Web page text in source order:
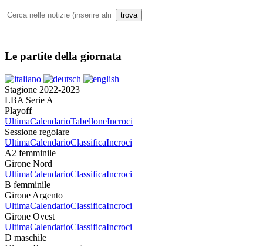
Le partite della giornata
Stagione 2022-2023
LBA Serie A
Playoff
UltimaCalendarioTabelloneIncroci
Sessione regolare
UltimaCalendarioClassificaIncroci
A2 femminile
Girone Nord
UltimaCalendarioClassificaIncroci
B femminile
Girone Argento
UltimaCalendarioClassificaIncroci
Girone Ovest
UltimaCalendarioClassificaIncroci
D maschile